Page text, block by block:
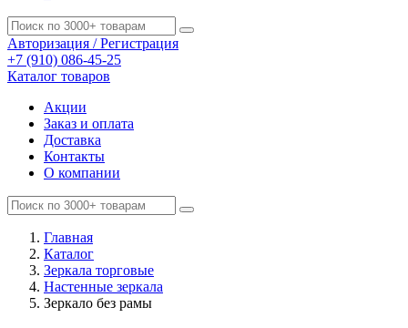
Авторизация / Регистрация
+7 (910) 086-45-25
Каталог товаров
Акции
Заказ и оплата
Доставка
Контакты
О компании
Главная
Каталог
Зеркала торговые
Настенные зеркала
Зеркало без рамы